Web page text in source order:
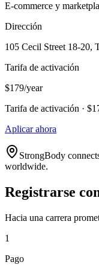
E-commerce y
Dirección
105 Cecil Street 18-20,
Tarifa de activación
$179/year
Tarifa de activación ·
Aplicar ahora
StrongBody
worldwide.
Registrarse
Hacia una carrera
1
Pago